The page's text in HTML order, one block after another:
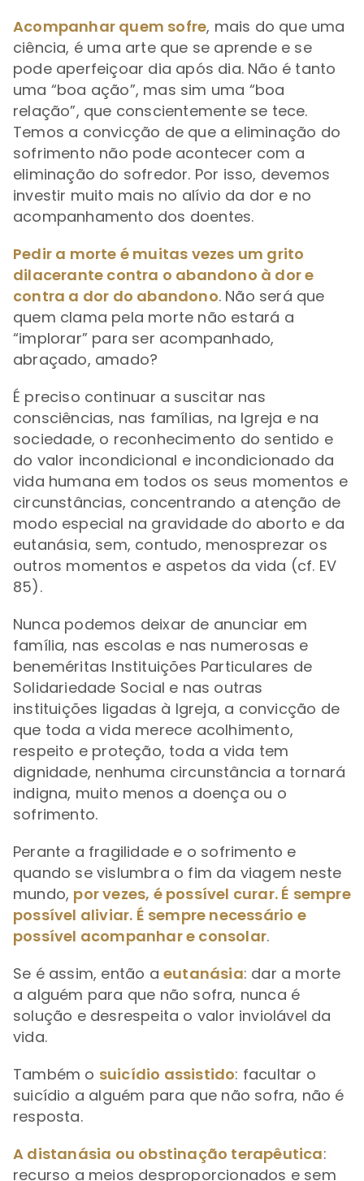
Acompanhar quem sofre, mais do que uma
ciência, é uma arte que se aprende e se
pode aperfeiçoar dia após dia. Não é tanto
uma “boa ação”, mas sim uma “boa
relação”, que conscientemente se tece.
Temos a convicção de que a eliminação do
sofrimento não pode acontecer com a
eliminação do sofredor. Por isso, devemos
investir muito mais no alívio da dor e no
acompanhamento dos doentes.
Pedir a morte é muitas vezes um grito
dilacerante contra o abandono à dor e
contra a dor do abandono. Não será que
quem clama pela morte não estará a
“implorar” para ser acompanhado,
abraçado, amado?
É preciso continuar a suscitar nas
consciências, nas famílias, na Igreja e na
sociedade, o reconhecimento do sentido e
do valor incondicional e incondicionado da
vida humana em todos os seus momentos e
circunstâncias, concentrando a atenção de
modo especial na gravidade do aborto e da
eutanásia, sem, contudo, menosprezar os
outros momentos e aspetos da vida (cf. EV
85).
Nunca podemos deixar de anunciar em
família, nas escolas e nas numerosas e
beneméritas Instituições Particulares de
Solidariedade Social e nas outras
instituições ligadas à Igreja, a convicção de
que toda a vida merece acolhimento,
respeito e proteção, toda a vida tem
dignidade, nenhuma circunstância a tornará
indigna, muito menos a doença ou o
sofrimento.
Perante a fragilidade e o sofrimento e
quando se vislumbra o fim da viagem neste
mundo, por vezes, é possível curar. É sempre
possível aliviar. É sempre necessário e
possível acompanhar e consolar.
Se é assim, então a eutanásia: dar a morte
a alguém para que não sofra, nunca é
solução e desrespeita o valor inviolável da
vida.
Também o suicídio assistido: facultar o
suicídio a alguém para que não sofra, não é
resposta.
A distanásia ou obstinação terapêutica:
recurso a meios desproporcionados e sem